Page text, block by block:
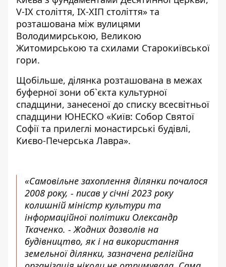
V-IX століття, ІХ-ХІП століття» та
розташована між вулицями
Володимирською, Великою
Житомирською та схилами Старокиївської
гори.
Щобільше, ділянка розташована в межах
буферної зони об`єкта культурної
спадщини, занесеної до списку всесвітньої
спадщини ЮНЕСКО «Київ: Собор Святої
Софії та прилеглі монастирські будівлі,
Києво-Печерська Лавра».
«Самовільне захоплення ділянки почалося
2008 року, - писав у січні 2023 року
колишній міністр культури та
інформаційної політики Олександр
Ткаченко. - Жодних дозволів на
будівництво, як і на використання
земельної ділянки, зазначена релігійна